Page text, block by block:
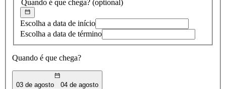
Quando é que chega? (optional)
Escolha a data de início
Escolha a data de término
Quando é que chega?
03 de agosto 04 de agosto